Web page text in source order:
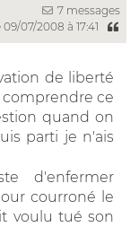
7 messages
09/07/2008 à 17:41
de liberté
ce
quand on
parti je n'ais
d'enfermer
courroné le
voulu tué son